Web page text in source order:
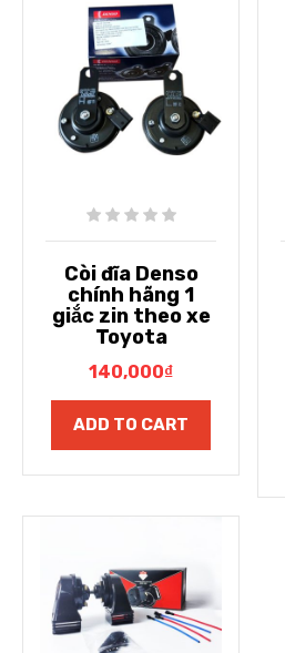
Còi đĩa Denso
chính hãng 1
giắc zin theo xe
Toyota
140,000₫
ADD TO CART